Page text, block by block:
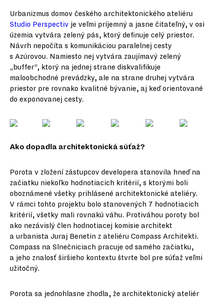
Urbanizmus domov českého architektonického ateliéru
Studio Perspectiv je veľmi príjemný a jasne čitateľný, v osi
územia vytvára zelený pás, ktorý definuje celý priestor.
Návrh nepočíta s komunikáciou paralelnej cesty
s Azúrovou. Namiesto nej vytvára zaujímavý zelený
„buffer“, ktorý na jednej strane diskvalifikuje
maloobchodné prevádzky, ale na strane druhej vytvára
priestor pre rovnako kvalitné bývanie, aj keď orientované
do exponovanej cesty.
Ako dopadla architektonická súťaž?
Porota v zložení zástupcov developera stanovila hneď na
začiatku niekoľko hodnotiacich kritérií, s ktorými boli
oboznámené všetky prihlásené architektonické ateliéry.
V rámci tohto projektu bolo stanovených 7 hodnotiacich
kritérií, všetky mali rovnakú váhu. Protiváhou poroty bol
ako nezávislý člen hodnotiacej komisie architekt
a urbanista Juraj Benetin z ateliéru Compass Architekti.
Compass na Slnečniciach pracuje od samého začiatku,
a jeho znalosť širšieho kontextu štvrte bol pre súťaž veľmi
užitočný.
Porota sa jednohlasne zhodla, že architektonický ateliér